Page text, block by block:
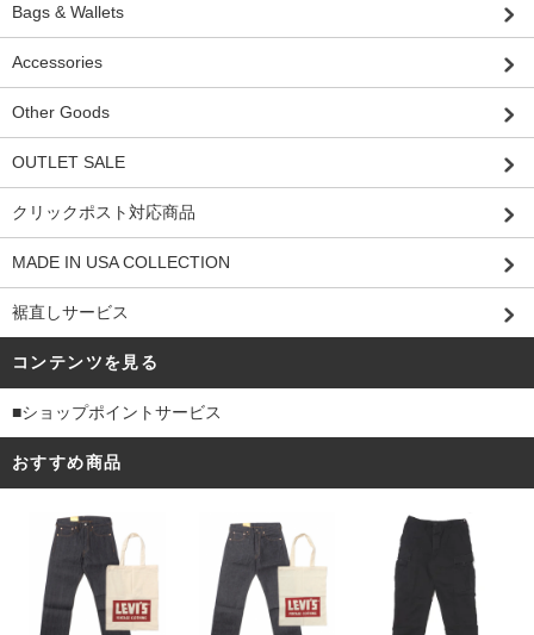
Bags & Wallets
Accessories
Other Goods
OUTLET SALE
クリックポスト対応商品
MADE IN USA COLLECTION
裾直しサービス
コンテンツを見る
■ショップポイントサービス
おすすめ商品